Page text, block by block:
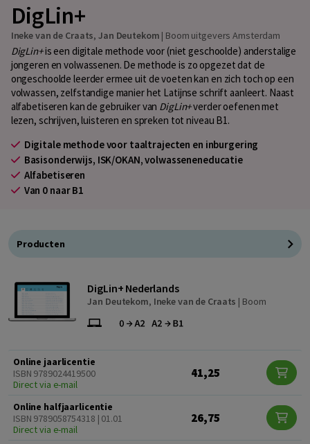
DigLin+
Ineke van de Craats,Jan Deutekom | Boom uitgevers Amsterdam
DigLin+is een digitale methode voor (niet geschoolde) anderstalige
jongeren en volwassenen. De methode is zo opgezet dat de
ongeschoolde leerder ermee uit de voeten kan en zich toch op een
volwassen, zelfstandige manier het Latijnse schrift aanleert. Naast
alfabetiseren kan de gebruiker van DigLin+verder oefenen met
lezen, schrijven, luisteren en spreken tot niveau B1.
Digitale methode voor taaltrajecten en inburgering
Basisonderwijs, ISK/OKAN, volwasseneneducatie
Alfabetiseren
Van 0 naar B1
Producten
DigLin+ Nederlands
Jan Deutekom, Ineke van de Craats | Boom
Online jaarlicentie
ISBN 9789024419500
Direct via e-mail
41,25
Online halfjaarlicentie
ISBN 9789058754318 | 01.01
Direct via e-mail
26,75